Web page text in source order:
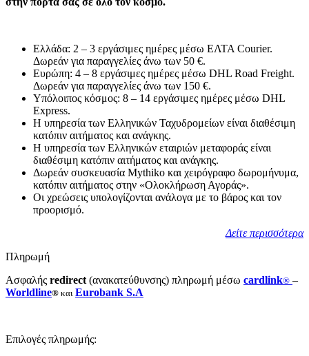
Ελλάδα: 2 – 3 εργάσιμες ημέρες μέσω ΕΛΤΑ Courier.
Δωρεάν για παραγγελίες άνω των 50 €.
Ευρώπη: 4 – 8 εργάσιμες ημέρες μέσω DHL Road Freight.
Δωρεάν για παραγγελίες άνω των 150 €.
Υπόλοιπος κόσμος: 8 – 14 εργάσιμες ημέρες μέσω DHL
Express.
Η υπηρεσία των Ελληνικών Ταχυδρομείων είναι διαθέσιμη
κατόπιν αιτήματος και ανάγκης.
Η υπηρεσία των Ελληνικών εταιριών μεταφοράς είναι
διαθέσιμη κατόπιν αιτήματος και ανάγκης.
Δωρεάν συσκευασία Mythiko και χειρόγραφo δωρομήνυμα,
κατόπιν αιτήματος στην «Ολοκλήρωση Αγοράς».
Οι χρεώσεις υπολογίζονται ανάλογα με το βάρος και τον
προορισμό.
Δείτε περισσότερα
Πληρωμή
Ασφαλής redirect(ανακατεύθυνσης) πληρωμή μέσω cardlink® –
Worldline® και Eurobank S.A
Επιλογές πληρωμής: